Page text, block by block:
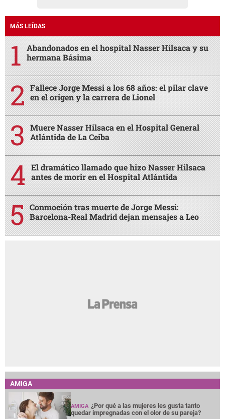
MÁS LEÍDAS
Abandonados en el hospital Nasser Hilsaca y su
hermana Básima
Fallece Jorge Messi a los 68 años: el pilar clave
en el origen y la carrera de Lionel
Muere Nasser Hilsaca en el Hospital General
Atlántida de La Ceiba
El dramático llamado que hizo Nasser Hilsaca
antes de morir en el Hospital Atlántida
Conmoción tras muerte de Jorge Messi:
Barcelona-Real Madrid dejan mensajes a Leo
AMIGA
AMIGA ¿Por qué a las mujeres les gusta tanto
quedar impregnadas con el olor de su pareja?